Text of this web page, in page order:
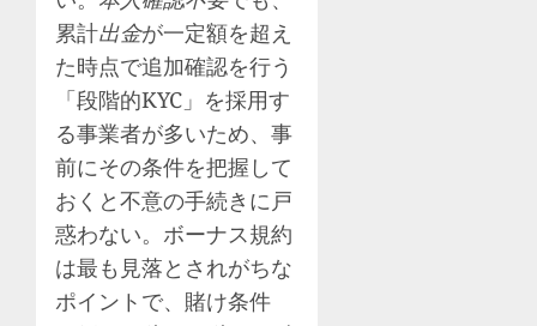
累計出金が一定額を超え
た時点で追加確認を行う
「段階的KYC」を採用す
る事業者が多いため、事
前にその条件を把握して
おくと不意の手続きに戸
惑わない。ボーナス規約
は最も見落とされがちな
ポイントで、賭け条件